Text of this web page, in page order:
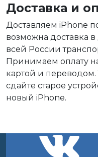
Доставка и
Доставляем iPhone
возможна доставка
всей России
Принимаем оплату
картой и
сдайте старое
новый iPhone.